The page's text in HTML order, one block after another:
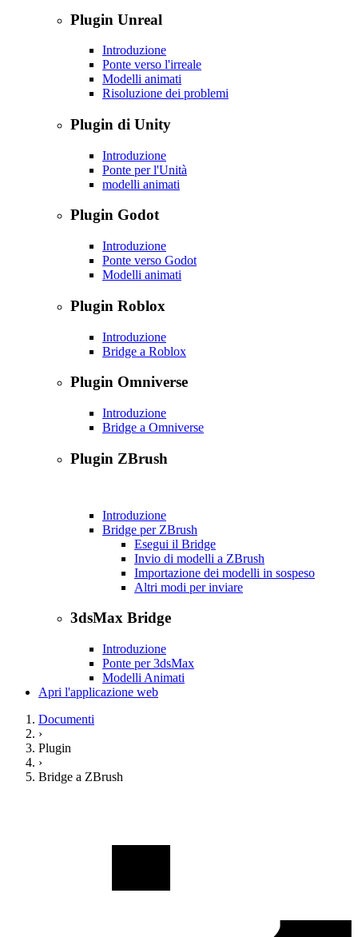
Plugin Unreal
Introduzione
Ponte verso l'irreale
Modelli animati
Risoluzione dei problemi
Plugin di Unity
Introduzione
Ponte per l'Unità
modelli animati
Plugin Godot
Introduzione
Ponte verso Godot
Modelli animati
Plugin Roblox
Introduzione
Bridge a Roblox
Plugin Omniverse
Introduzione
Bridge a Omniverse
Plugin ZBrush
Introduzione
Bridge per ZBrush
Esegui il Bridge
Invio di modelli a ZBrush
Importazione dei modelli in sospeso
Altri modi per inviare
3dsMax Bridge
Introduzione
Ponte per 3dsMax
Modelli Animati
Apri l'applicazione web
Documenti
›
Plugin
›
Bridge a ZBrush